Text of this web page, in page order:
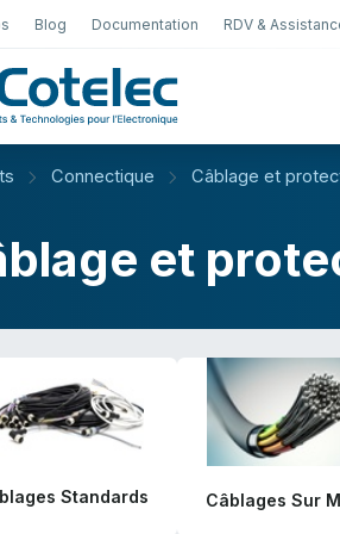
Blog Documentation RDV &
Connectique Câblage et
et
Standards Câblages Sur